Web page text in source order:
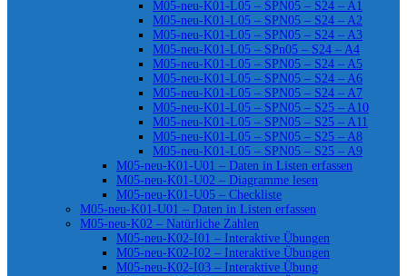
M05-neu-K01-L05 – SPN05 – S24 – A1
M05-neu-K01-L05 – SPN05 – S24 – A2
M05-neu-K01-L05 – SPN05 – S24 – A3
M05-neu-K01-L05 – SPn05 – S24 – A4
M05-neu-K01-L05 – SPN05 – S24 – A5
M05-neu-K01-L05 – SPN05 – S24 – A6
M05-neu-K01-L05 – SPN05 – S24 – A7
M05-neu-K01-L05 – SPN05 – S25 – A10
M05-neu-K01-L05 – SPN05 – S25 – A11
M05-neu-K01-L05 – SPN05 – S25 – A8
M05-neu-K01-L05 – SPN05 – S25 – A9
M05-neu-K01-U01 – Daten in Listen erfassen
M05-neu-K01-U02 – Diagramme lesen
M05-neu-K01-U05 – Checkliste
M05-neu-K01-U01 – Daten in Listen erfassen
M05-neu-K02 – Natürliche Zahlen
M05-neu-K02-I01 – Interaktive Übungen
M05-neu-K02-I02 – Interaktive Übungen
M05-neu-K02-I03 – Interaktive Übung